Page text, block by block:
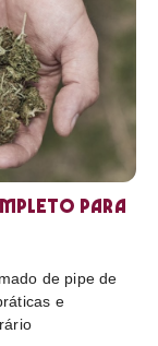
para
de pipe de
e